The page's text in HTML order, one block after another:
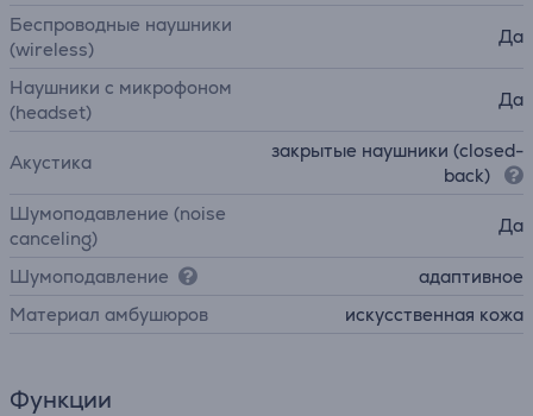
Беспроводные наушники
(wireless)
Да
Наушники с микрофоном
(headset)
Да
Акустика
закрытые наушники (closed-
back)
Шумоподавление (noise
canceling)
Да
Шумоподавление
адаптивное
Материал амбушюров
искусственная кожа
Функции